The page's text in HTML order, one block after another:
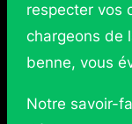
respecter vos
chargeons de
benne, vous
Notre savoir-